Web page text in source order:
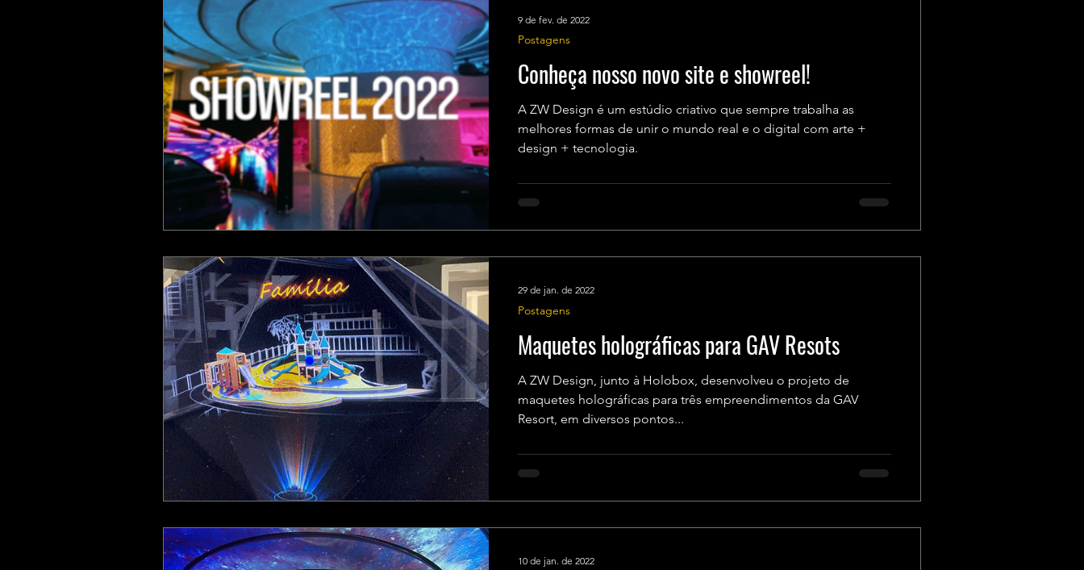
Conheça nosso novo site e showreel!
A ZW Design é um estúdio criativo que sempre trabalha as
melhores formas de unir o mundo real e o digital com arte +
design + tecnologia.
Postagens
9 de fev. de 2022
Maquetes holográficas para GAV Resots
A ZW Design, junto à Holobox, desenvolveu o projeto de
maquetes holográficas para três empreendimentos da GAV
Resort, em diversos pontos...
Postagens
29 de jan. de 2022
10 de jan. de 2022